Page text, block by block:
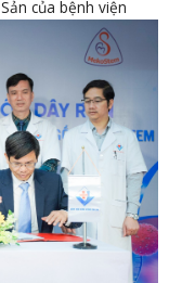
của bệnh viện